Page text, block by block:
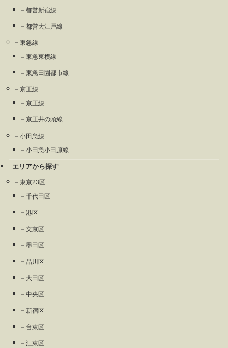
都営新宿線
都営大江戸線
東急線
東急東横線
東急田園都市線
京王線
京王線
京王井の頭線
小田急線
小田急小田原線
エリアから探す
東京23区
千代田区
港区
文京区
墨田区
品川区
大田区
中央区
新宿区
台東区
江東区